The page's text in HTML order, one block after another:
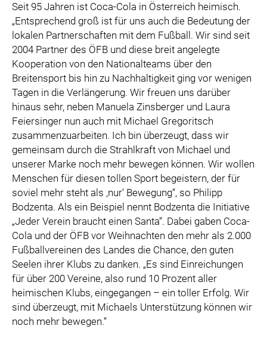
Seit 95 Jahren ist Coca-Cola in Österreich heimisch.
„Entsprechend groß ist für uns auch die Bedeutung der
lokalen Partnerschaften mit dem Fußball. Wir sind seit
2004 Partner des ÖFB und diese breit angelegte
Kooperation von den Nationalteams über den
Breitensport bis hin zu Nachhaltigkeit ging vor wenigen
Tagen in die Verlängerung. Wir freuen uns darüber
hinaus sehr, neben Manuela Zinsberger und Laura
Feiersinger nun auch mit Michael Gregoritsch
zusammenzuarbeiten. Ich bin überzeugt, dass wir
gemeinsam durch die Strahlkraft von Michael und
unserer Marke noch mehr bewegen können. Wir wollen
Menschen für diesen tollen Sport begeistern, der für
soviel mehr steht als ,nur‘ Bewegung“, so Philipp
Bodzenta. Als ein Beispiel nennt Bodzenta die Initiative
„Jeder Verein braucht einen Santa“. Dabei gaben Coca-
Cola und der ÖFB vor Weihnachten den mehr als 2.000
Fußballvereinen des Landes die Chance, den guten
Seelen ihrer Klubs zu danken. „Es sind Einreichungen
für über 200 Vereine, also rund 10 Prozent aller
heimischen Klubs, eingegangen – ein toller Erfolg. Wir
sind überzeugt, mit Michaels Unterstützung können wir
noch mehr bewegen.“